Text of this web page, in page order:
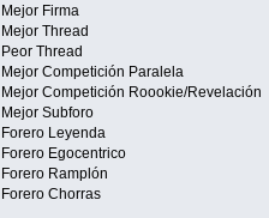
Mejor Firma
Mejor Thread
Peor Thread
Mejor Competición Paralela
Mejor Competición Roookie/Revelación
Mejor Subforo
Forero Leyenda
Forero Egocentrico
Forero Ramplón
Forero Chorras